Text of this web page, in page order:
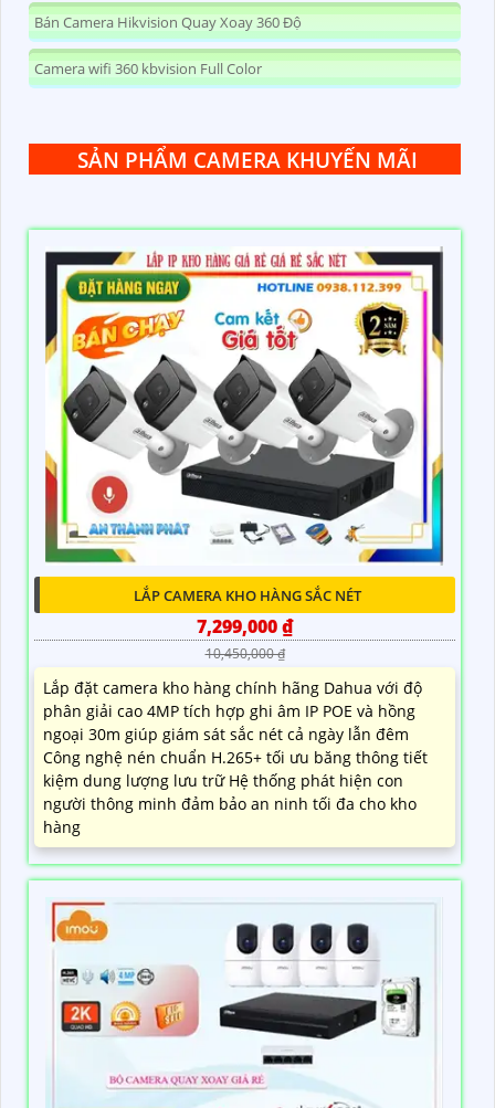
Bán Camera Hikvision Quay Xoay 360 Độ
Camera wifi 360 kbvision Full Color
SẢN PHẨM CAMERA KHUYẾN MÃI
LẮP CAMERA KHO HÀNG SẮC NÉT
7,299,000 ₫
10,450,000 ₫
Lắp đặt camera kho hàng chính hãng Dahua với độ
phân giải cao 4MP tích hợp ghi âm IP POE và hồng
ngoại 30m giúp giám sát sắc nét cả ngày lẫn đêm
Công nghệ nén chuẩn H.265+ tối ưu băng thông tiết
kiệm dung lượng lưu trữ Hệ thống phát hiện con
người thông minh đảm bảo an ninh tối đa cho kho
hàng